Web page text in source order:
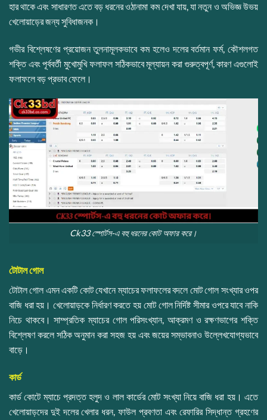
হার থাকে এবং সাধারণত এতে বড় ধরনের ওঠানামা কম দেখা যায়, যা নতুন ও অভিজ্ঞ উভয়
খেলোয়াড়ের জন্য সুবিধাজনক।
গভীর বিশ্লেষণের প্রয়োজন তুলনামূলকভাবে কম হলেও দলের বর্তমান ফর্ম, কৌশলগত
শক্তি এবং পূর্ববর্তী মুখোমুখি ফলাফল সঠিকভাবে মূল্যায়ন করা গুরুত্বপূর্ণ, কারণ এগুলোই
ফলাফলে বড় প্রভাব ফেলে।
Ck33 স্পোর্টস-এ বহু ধরনের কোট অফার করে।
টোটাল গোল
টোটাল গোল এমন একটি কোট যেখানে ম্যাচের ফলাফলের বদলে মোট গোল সংখ্যার ওপর
বাজি ধরা হয়। খেলোয়াড়কে নির্ধারণ করতে হয় মোট গোল নির্দিষ্ট সীমার ওপরে যাবে নাকি
নিচে থাকবে। সাম্প্রতিক ম্যাচের গোল পরিসংখ্যান, আক্রমণ ও রক্ষণভাগের শক্তি
বিশ্লেষণ করলে সঠিক অনুমান করা সহজ হয় এবং জয়ের সম্ভাবনাও উল্লেখযোগ্যভাবে
বাড়ে।
কার্ড
কার্ড কোটে ম্যাচে প্রদত্ত হলুদ ও লাল কার্ডের মোট সংখ্যা নিয়ে বাজি ধরা হয়। এতে
খেলোয়াড়দের দুই দলের খেলার ধরন, ফাউল প্রবণতা এবং রেফারির সিদ্ধান্ত গ্রহণের